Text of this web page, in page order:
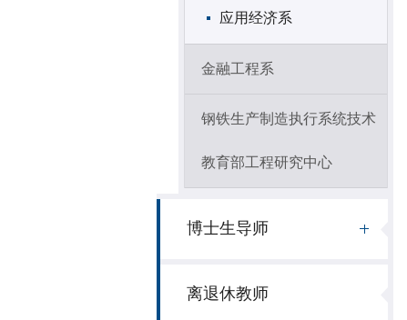
应用经济系
金融工程系
钢铁生产制造执行系统技术
教育部工程研究中心
博士生导师
离退休教师